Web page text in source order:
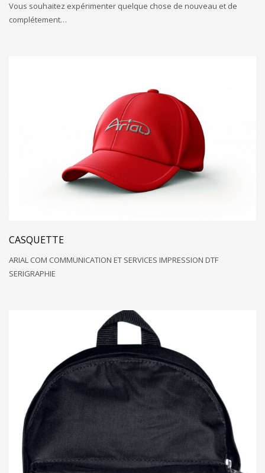
Vous souhaitez expérimenter quelque chose de nouveau et de
complétement…
CASQUETTE
ARIAL COM COMMUNICATION ET SERVICES IMPRESSION DTF
SERIGRAPHIE